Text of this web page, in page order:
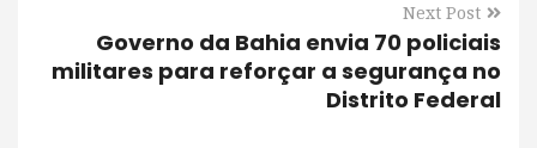
Next Post
Governo da Bahia envia 70 policiais
militares para reforçar a segurança no
Distrito Federal